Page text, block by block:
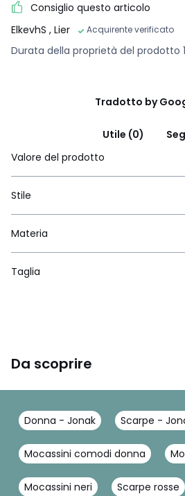
Consiglio questo articolo
ElkevhS , Lier Acquirente verificato
Durata della proprietà del prodotto
Tradotto by
Utile (0)
Valore del prodotto
Stile
Materia
Taglia
Da scoprire
Donna - Jonak Scarpe -
Mocassini comodi donna
Mocassini neri Scarpe rosse